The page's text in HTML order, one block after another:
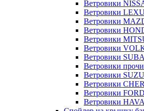
Ветровики
Ветровики
Ветровики
Ветровики
Ветровики
Ветровики
Ветровики
Ветровики
Ветровики
Ветровики
Ветровики FORD
Ветровики